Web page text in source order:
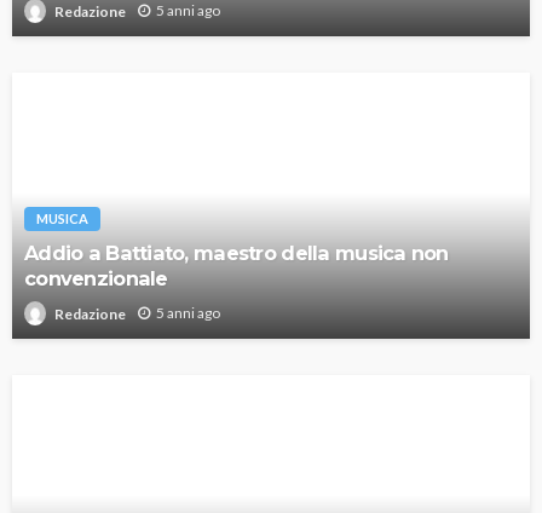
Redazione 5 anni ago
MUSICA
Addio a Battiato, maestro della musica non
convenzionale
Redazione 5 anni ago